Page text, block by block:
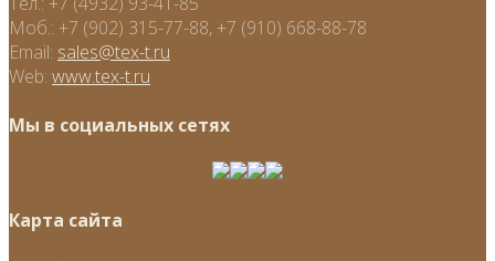
Моб.: +7 (902) 315-77-88, +7 (910) 668-88-78
Email: sales@tex-t.ru
Web: www.tex-t.ru
Мы в социальных сетях
Карта сайта